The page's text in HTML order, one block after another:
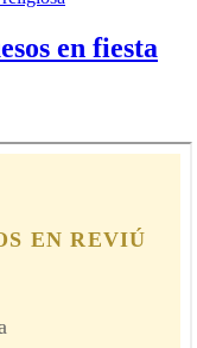
en fiesta